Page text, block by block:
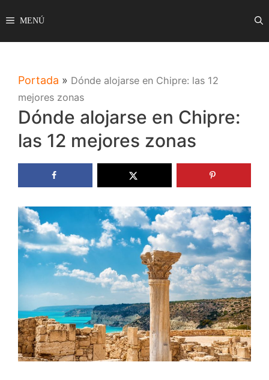
al
contenido
MENÚ
Portada » Dónde alojarse en Chipre: las 12
mejores zonas
Dónde alojarse en Chipre:
las 12 mejores zonas